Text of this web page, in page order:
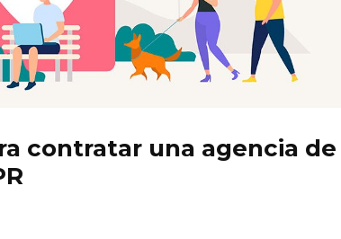
contratar una agencia de